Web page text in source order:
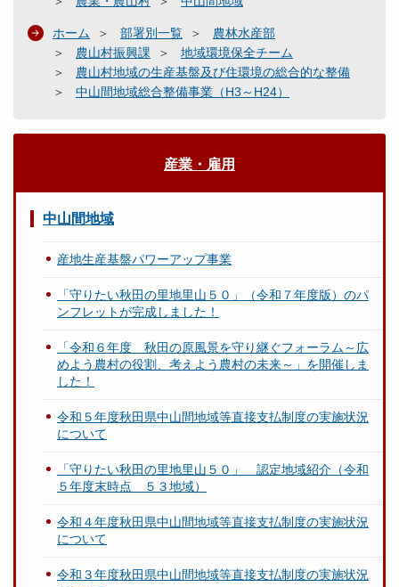
ホーム 部署別一覧
農林水産部
農山村振興課
地域環境保全チーム
農山村地域の生産基盤及び住環境の総合的な整備
中山間地域総合整備事業（H3～H24）
産業・雇用
中山間地域
産地生産基盤パワーアップ事業
「守りたい秋田の里地里山５０」（令和７年度版）のパ
ンフレットが完成しました！
「令和６年度 秋田の原風景を守り継ぐフォーラム～広
めよう農村の役割、考えよう農村の未来～」を開催しま
した！
令和５年度秋田県中山間地域等直接支払制度の実施状況
について
「守りたい秋田の里地里山５０」 認定地域紹介（令和
５年度末時点 ５３地域）
令和４年度秋田県中山間地域等直接支払制度の実施状況
について
令和３年度秋田県中山間地域等直接支払制度の実施状況